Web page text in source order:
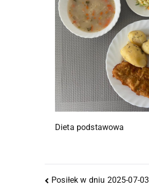
Dieta podstawowa
Posiłek w dniu 2025-07-03